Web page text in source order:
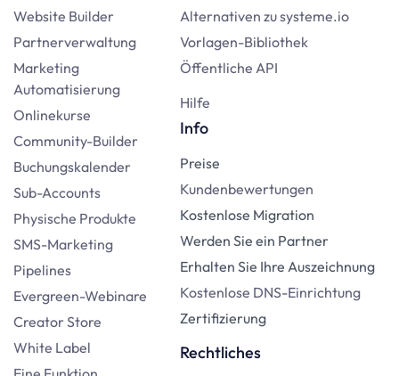
Website Builder
Partnerverwaltung
Marketing
Automatisierung
Onlinekurse
Community-Builder
Buchungskalender
Sub-Accounts
Physische Produkte
SMS-Marketing
Pipelines
Evergreen-Webinare
Creator Store
White Label
Alternativen zu systeme.io
Vorlagen-Bibliothek
Öffentliche API
Hilfe
Info
Preise
Kundenbewertungen
Kostenlose Migration
Werden Sie ein Partner
Erhalten Sie Ihre Auszeichnung
Kostenlose DNS-Einrichtung
Zertifizierung
Rechtliches